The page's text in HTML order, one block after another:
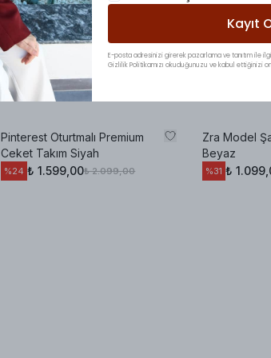
Pinterest Oturtmalı Premium
Ceket Takım Siyah
%24 ₺ 1.599,00₺ 2.099,00
Zra Model
Beyaz
%31 ₺
Kayıt
E-posta adresinizi girerek pazarlama ve tanıtım ile
Gizlilik Politikamızı okuduğunuzu ve kabul ettiğinizi